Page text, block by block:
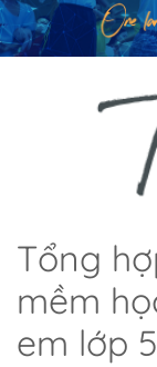
Tổng
mềm
em lớp